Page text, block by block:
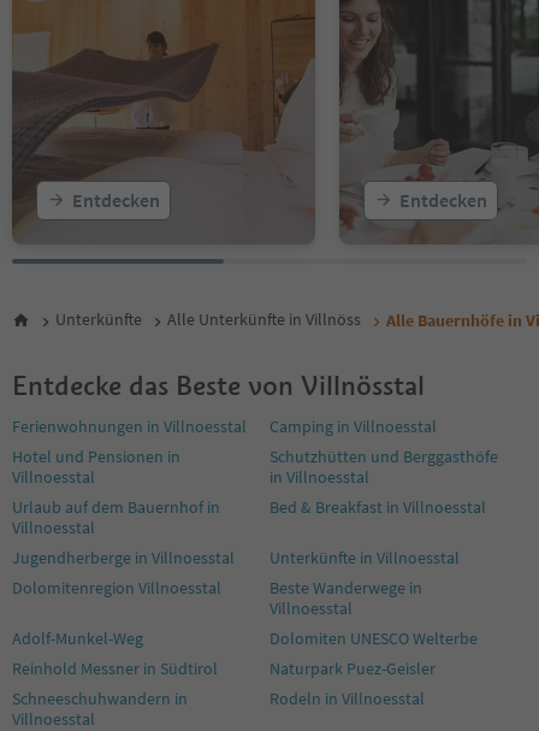
Entdecken Entdecken
Unterkünfte Alle Unterkünfte in Villnöss Alle Bauernhöfe in
Entdecke das Beste von Villnösstal
Ferienwohnungen in Villnoesstal
Camping in Villnoesstal
Hotel und Pensionen in
Villnoesstal
Schutzhütten und Berggasthöfe
in Villnoesstal
Urlaub auf dem Bauernhof in
Villnoesstal
Bed & Breakfast in Villnoesstal
Jugendherberge in Villnoesstal
Unterkünfte in Villnoesstal
Dolomitenregion Villnoesstal
Beste Wanderwege in
Villnoesstal
Adolf-Munkel-Weg
Dolomiten UNESCO Welterbe
Reinhold Messner in Südtirol
Naturpark Puez-Geisler
Schneeschuhwandern in
Villnoesstal
Rodeln in Villnoesstal